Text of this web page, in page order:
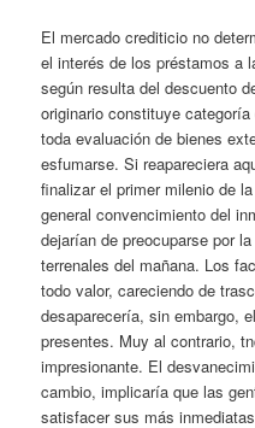
El mercado crediticio no
el interés de los préstamos a
según resulta del descuento
originario constituye
toda evaluación de bienes
esfumarse. Si reapareciera
finalizar el primer milenio de
general convencimiento del
dejarían de preocuparse por
terrenales del mañana. Los
todo valor, careciendo de
desaparecería, sin embargo,
presentes. Muy al contrario,
impresionante. El
cambio, implicaría que las
satisfacer sus más